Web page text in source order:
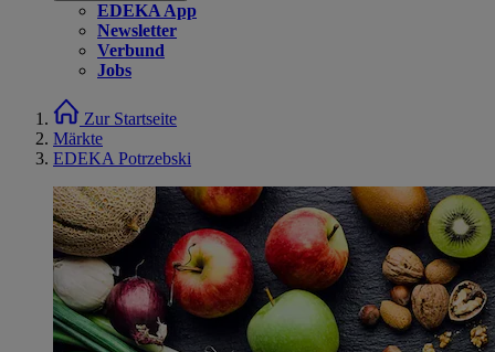
EDEKA App
Newsletter
Verbund
Jobs
Zur Startseite
Märkte
EDEKA Potrzebski